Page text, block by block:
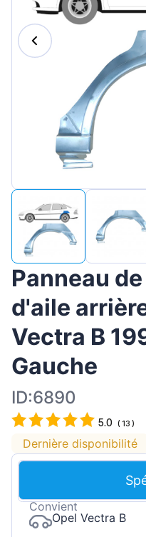
Panneau
d'aile
Vectra B
Gauche
ID:6890
5.0 (13 )
Dernière disponibilité
Convient
Opel Vectra B